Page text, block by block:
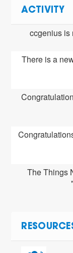
ACTIVITY
ccgenius is
There is a
The Things